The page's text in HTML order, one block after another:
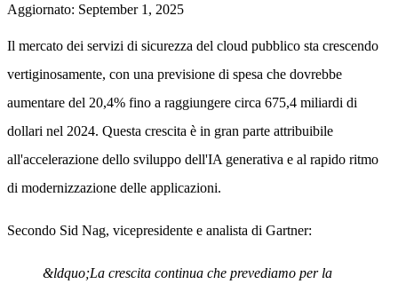
Aggiornato: September 1, 2025
Il mercato dei servizi di sicurezza del cloud pubblico sta crescendo
vertiginosamente, con una previsione di spesa che dovrebbe
aumentare del 20,4% fino a raggiungere circa 675,4 miliardi di
dollari nel 2024. Questa crescita è in gran parte attribuibile
all'accelerazione dello sviluppo dell'IA generativa e al rapido ritmo
di modernizzazione delle applicazioni.
Secondo Sid Nag, vicepresidente e analista di Gartner:
&ldquo;La crescita continua che prevediamo per la